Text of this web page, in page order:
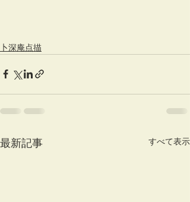
卜深庵点描
最新記事 すべて表示